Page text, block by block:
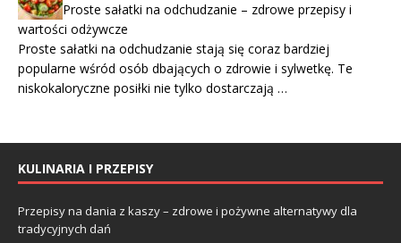
Proste sałatki na odchudzanie – zdrowe przepisy i
wartości odżywcze
Proste sałatki na odchudzanie stają się coraz bardziej
popularne wśród osób dbających o zdrowie i sylwetkę. Te
niskokaloryczne posiłki nie tylko dostarczają …
KULINARIA I PRZEPISY
Przepisy na dania z kaszy – zdrowe i pożywne alternatywy dla
tradycyjnych dań